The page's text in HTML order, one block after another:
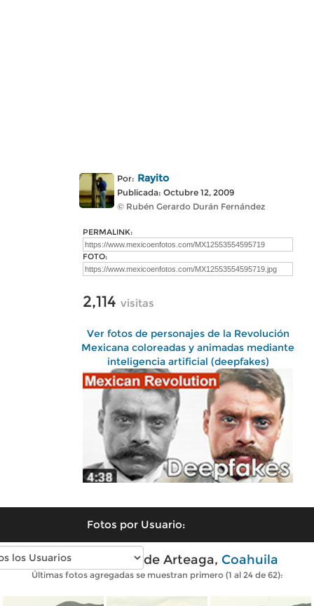
Por: Rayito
Publicada: Octubre 12, 2009
© Rubén Gerardo Durán Fernández
PERMALINK:
FOTO:
2,114 visitas
Ver fotos de personajes de la Revolución
Mexicana coloreadas y animadas mediante
inteligencia artificial (deepfakes)
Fotos por Usuario:
Fotos modernas de Arteaga, Coahuila
Últimas fotos agregadas se muestran primero (1 al 24 de 62):